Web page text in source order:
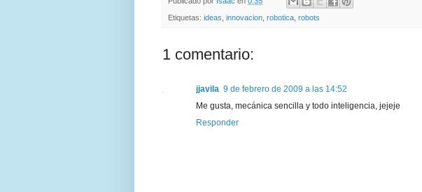
Etiquetas: ideas innovacion robotica robots
1 comentario:
jjavila 9 de febrero de 2009 a las 14:52
Me gusta, mecánica sencilla y todo inteligencia, jejeje
Responder